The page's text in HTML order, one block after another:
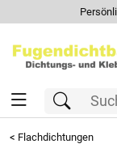
< Flachdichtungen